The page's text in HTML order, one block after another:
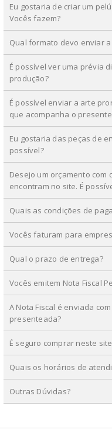
Eu gostaria de criar um
Vocês fazem?
Qual formato devo enviar
É possível ver uma prévia
produção?
É possível enviar a arte
que acompanha o
Eu gostaria das peças de
possível?
Desejo um orçamento
encontram no site. É
Quais as condições de
Vocês faturam para
Qual o prazo de entrega?
Vocês emitem Nota Fiscal
A Nota Fiscal é enviada
presenteada?
É seguro comprar neste
Quais os horários de
Outras Dúvidas?